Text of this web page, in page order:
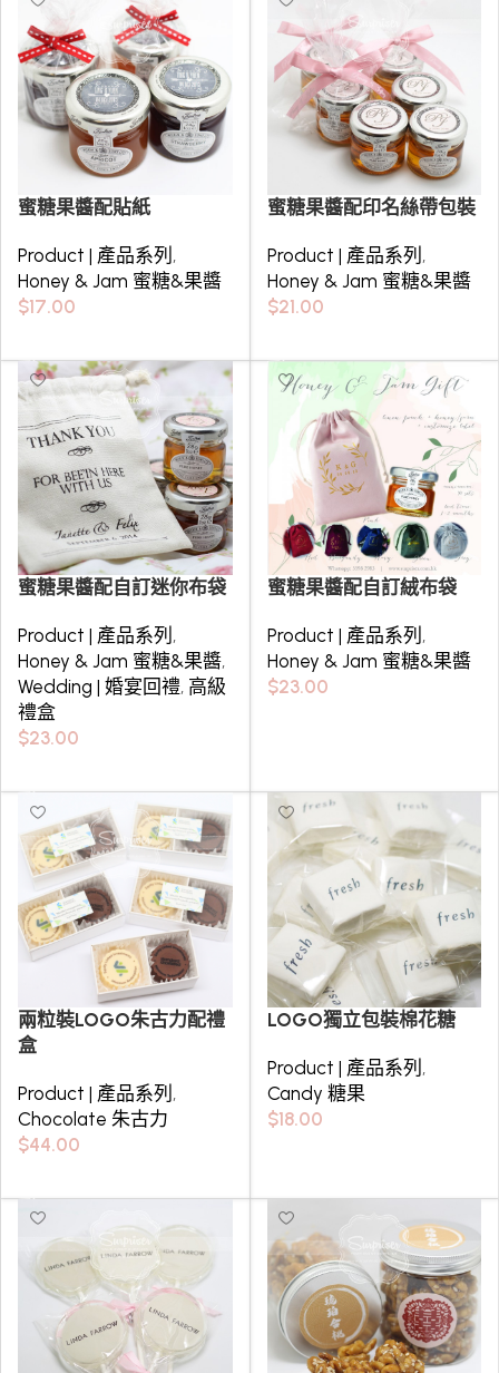
蜜糖果醬配貼紙
Product | 產品系列 ,
Honey & Jam 蜜糖&果醬
$17.00
蜜糖果醬配印名絲帶包裝
Product | 產品系列 ,
Honey & Jam 蜜糖&果醬
$21.00
蜜糖果醬配自訂迷你布袋
Product | 產品系列 ,
Honey & Jam 蜜糖&果醬,
Wedding | 婚宴回禮, 高級
禮盒
$23.00
蜜糖果醬配自訂絨布袋
Product | 產品系列 ,
Honey & Jam 蜜糖&果醬
$23.00
兩粒裝LOGO朱古力配禮
盒
Product | 產品系列 ,
Chocolate 朱古力
$44.00
LOGO獨立包裝棉花糖
Product | 產品系列 ,
Candy 糖果
$18.00